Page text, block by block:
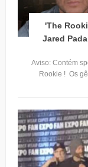
'The
Jared
Aviso: Contém
Rookie ! Os